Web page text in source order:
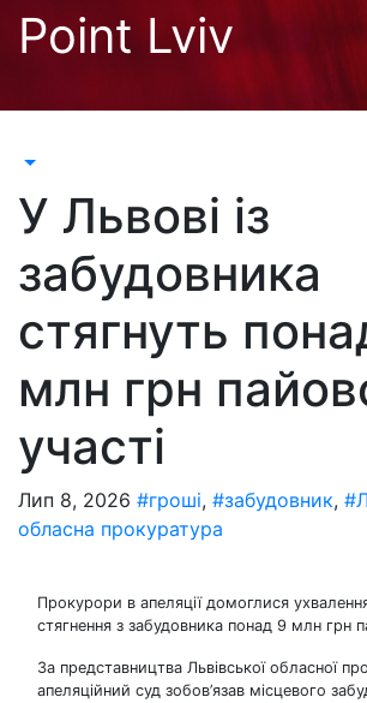
Перейти
Point Lviv
У Львові із
забудовника
стягнуть
млн грн
участі
Лип 8, 2026 #гроші, #забудовник,
обласна прокуратура
Прокурори в апеляції домоглися
стягнення з забудовника понад 9 млн грн
За представництва Львівської обласної
апеляційний суд зобов’язав місцевого